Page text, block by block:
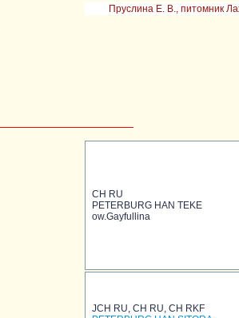
Пруслина Е. В., питомник
CH RU
PETERBURG HAN TEKE
ow.Gayfullina
JCH RU, CH RU, CH RKF